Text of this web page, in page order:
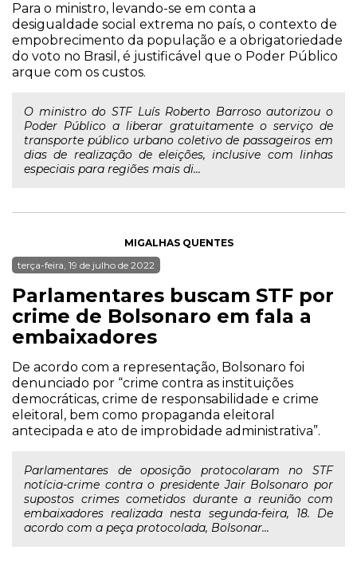
Para o ministro, levando-se em conta a
desigualdade social extrema no país, o contexto de
empobrecimento da população e a obrigatoriedade
do voto no Brasil, é justificável que o Poder Público
arque com os custos.
O ministro do STF Luís Roberto Barroso autorizou o
Poder Público a liberar gratuitamente o serviço de
transporte público urbano coletivo de passageiros em
dias de realização de eleições, inclusive com linhas
especiais para regiões mais di...
MIGALHAS QUENTES
terça-feira, 19 de julho de 2022
Parlamentares buscam STF por
crime de Bolsonaro em fala a
embaixadores
De acordo com a representação, Bolsonaro foi
denunciado por “crime contra as instituições
democráticas, crime de responsabilidade e crime
eleitoral, bem como propaganda eleitoral
antecipada e ato de improbidade administrativa”.
Parlamentares de oposição protocolaram no STF
notícia-crime contra o presidente Jair Bolsonaro por
supostos crimes cometidos durante a reunião com
embaixadores realizada nesta segunda-feira, 18. De
acordo com a peça protocolada, Bolsonar...